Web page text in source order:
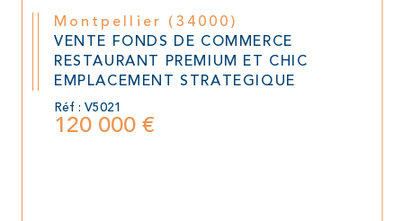
Montpellier (34000)
VENTE FONDS DE COMMERCE
RESTAURANT PREMIUM ET CHIC
EMPLACEMENT STRATEGIQUE
Réf : V5021
120 000 €